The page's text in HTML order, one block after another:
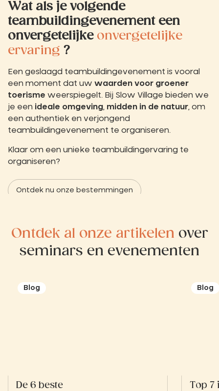
Wat als je volgende
teambuildingevenement een
onvergetelijke onvergetelijke
ervaring ?
Een geslaagd teambuildingevenement is vooral
een moment dat uw waarden voor groener
toerisme weerspiegelt. Bij Slow Village bieden we
je een ideale omgeving midden in de natuur , om
een authentiek en verjongend
teambuildingevenement te organiseren.
Klaar om een unieke teambuildingervaring te
organiseren?
Ontdek nu onze bestemmingen
Ontdek al onze artikelen over
seminars en evenementen
Blog
De 6 beste
Blog
Top 7